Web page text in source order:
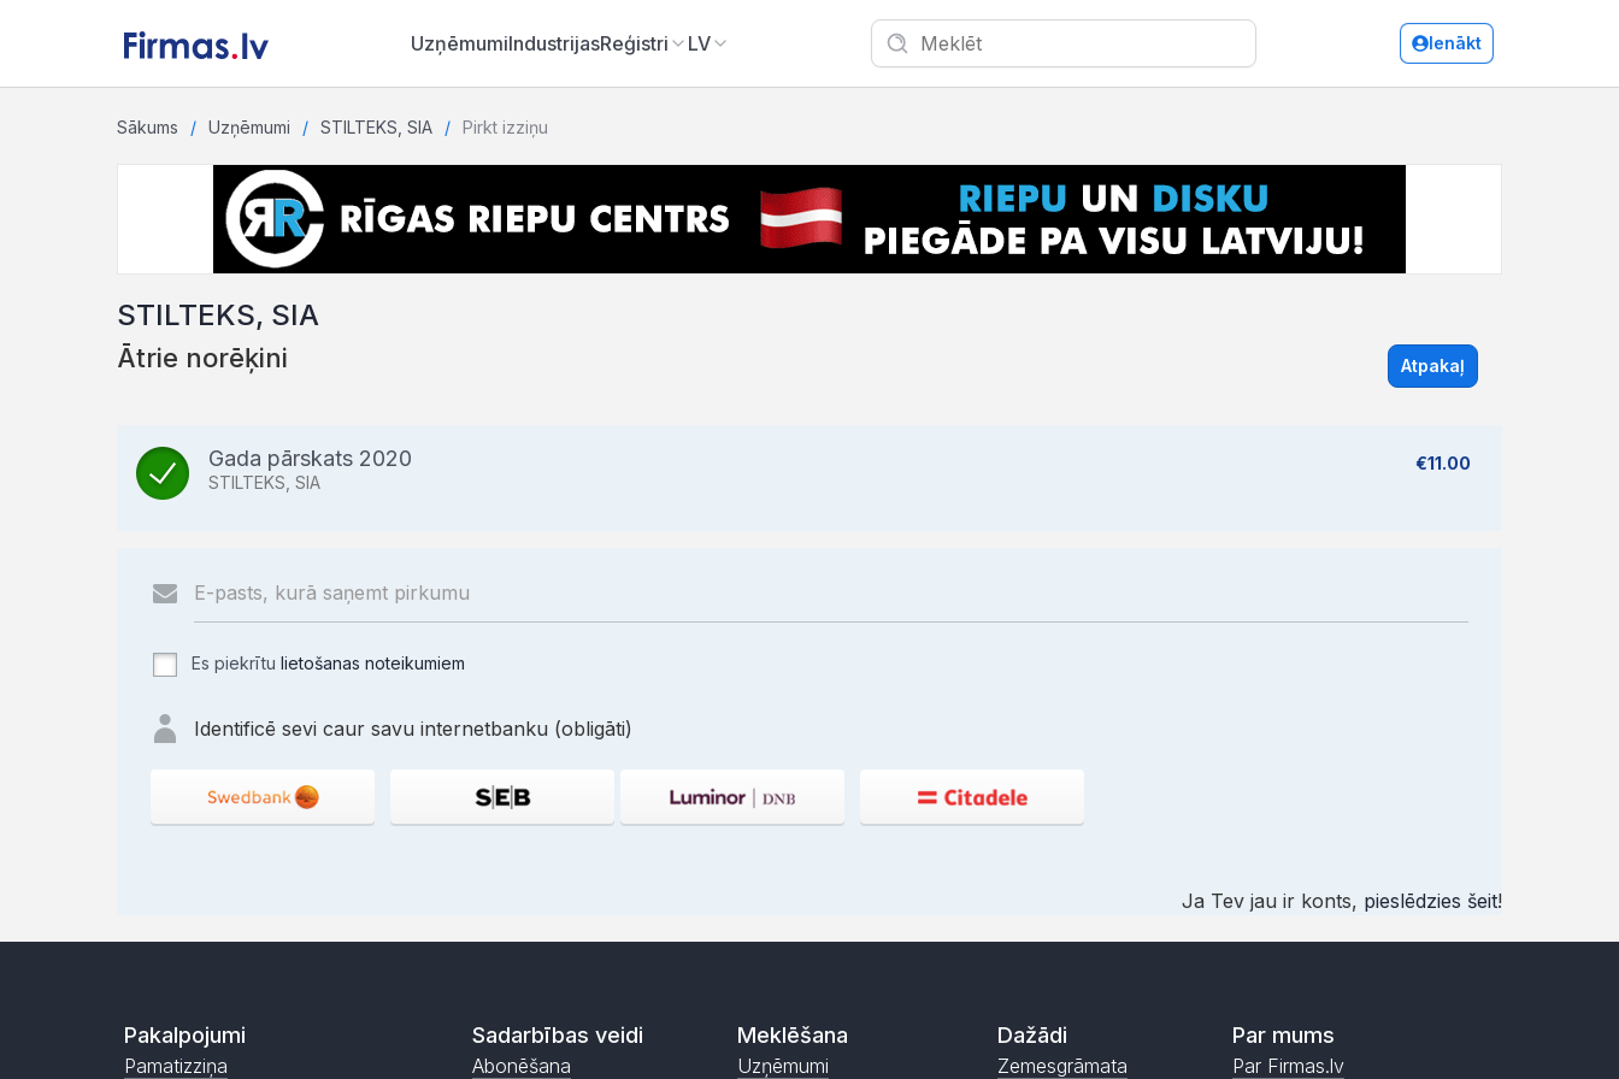
UzņēmumiIndustrijasReģistri LV Ienākt
Sākums Uzņēmumi STILTEKS, SIA Pirkt izziņu
STILTEKS, SIA
Ātrie norēķini Atpakaļ
Gada pārskats 2020
STILTEKS, SIA
€11.00
Es piekrītu lietošanas noteikumiem
Identificē sevi caur savu internetbanku (obligāti)
Ja Tev jau ir konts, pieslēdzies šeit!
Pakalpojumi
Pamatizziņa
Sadarbības veidi
Abonēšana
Meklēšana
Uzņēmumi
Dažādi
Zemesgrāmata
Par mums
Par Firmas.lv